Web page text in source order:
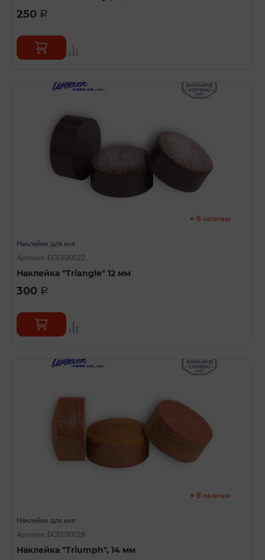
250 a
В наличии
Наклейки для кия
Артикул: БСБ100022
Наклейка "Triangle" 12 мм
300 a
В наличии
Наклейки для кия
Артикул: БСБ100028
Наклейка "Triumph", 14 мм